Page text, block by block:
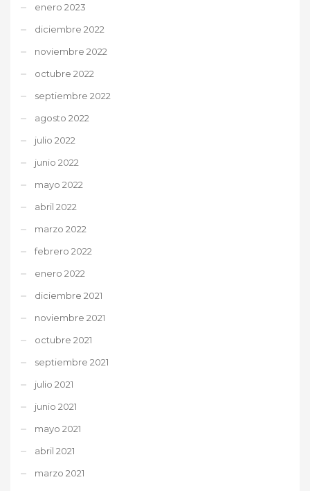
enero 2023
diciembre 2022
noviembre 2022
octubre 2022
septiembre 2022
agosto 2022
julio 2022
junio 2022
mayo 2022
abril 2022
marzo 2022
febrero 2022
enero 2022
diciembre 2021
noviembre 2021
octubre 2021
septiembre 2021
julio 2021
junio 2021
mayo 2021
abril 2021
marzo 2021